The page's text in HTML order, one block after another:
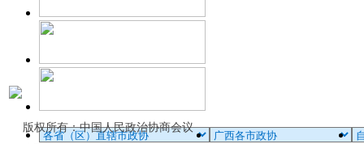
版权所有：中国人民政治协商会议